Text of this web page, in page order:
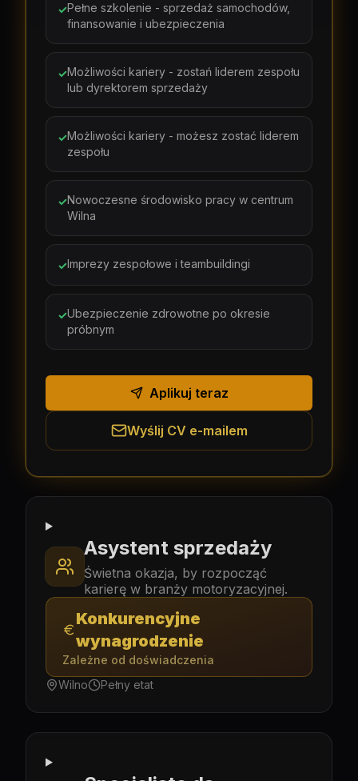
✓Pełne szkolenie - sprzedaż samochodów,
finansowanie i ubezpieczenia
✓Możliwości kariery - zostań liderem zespołu
lub dyrektorem sprzedaży
✓Możliwości kariery - możesz zostać liderem
zespołu
✓Nowoczesne środowisko pracy w centrum
Wilna
✓Imprezy zespołowe i teambuildingi
✓Ubezpieczenie zdrowotne po okresie
próbnym
Aplikuj teraz
Wyślij CV e-mailem
Asystent sprzedaży
Świetna okazja, by rozpocząć
karierę w branży motoryzacyjnej.
Konkurencyjne
wynagrodzenie
Zależne od doświadczenia
Wilno
Pełny etat